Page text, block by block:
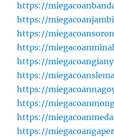
https://
https://
https://
https://
https://
https://
https://
https://
https://
https://